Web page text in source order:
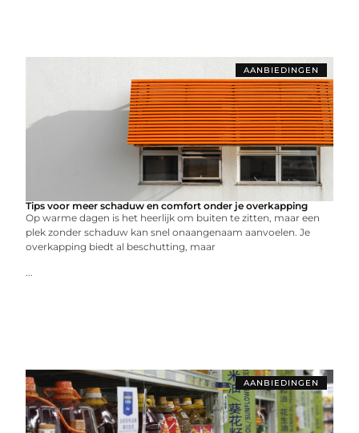
AANBIEDINGEN
Tips voor meer schaduw en comfort onder je overkapping
Op warme dagen is het heerlijk om buiten te zitten, maar een
plek zonder schaduw kan snel onaangenaam aanvoelen. Je
overkapping biedt al beschutting, maar
...
AANBIEDINGEN